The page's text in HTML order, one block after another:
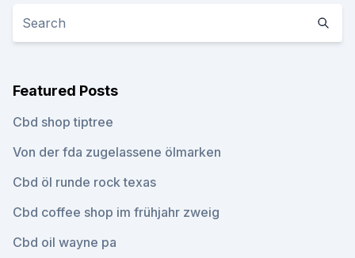
Featured Posts
Cbd shop tiptree
Von der fda zugelassene ölmarken
Cbd öl runde rock texas
Cbd coffee shop im frühjahr zweig
Cbd oil wayne pa